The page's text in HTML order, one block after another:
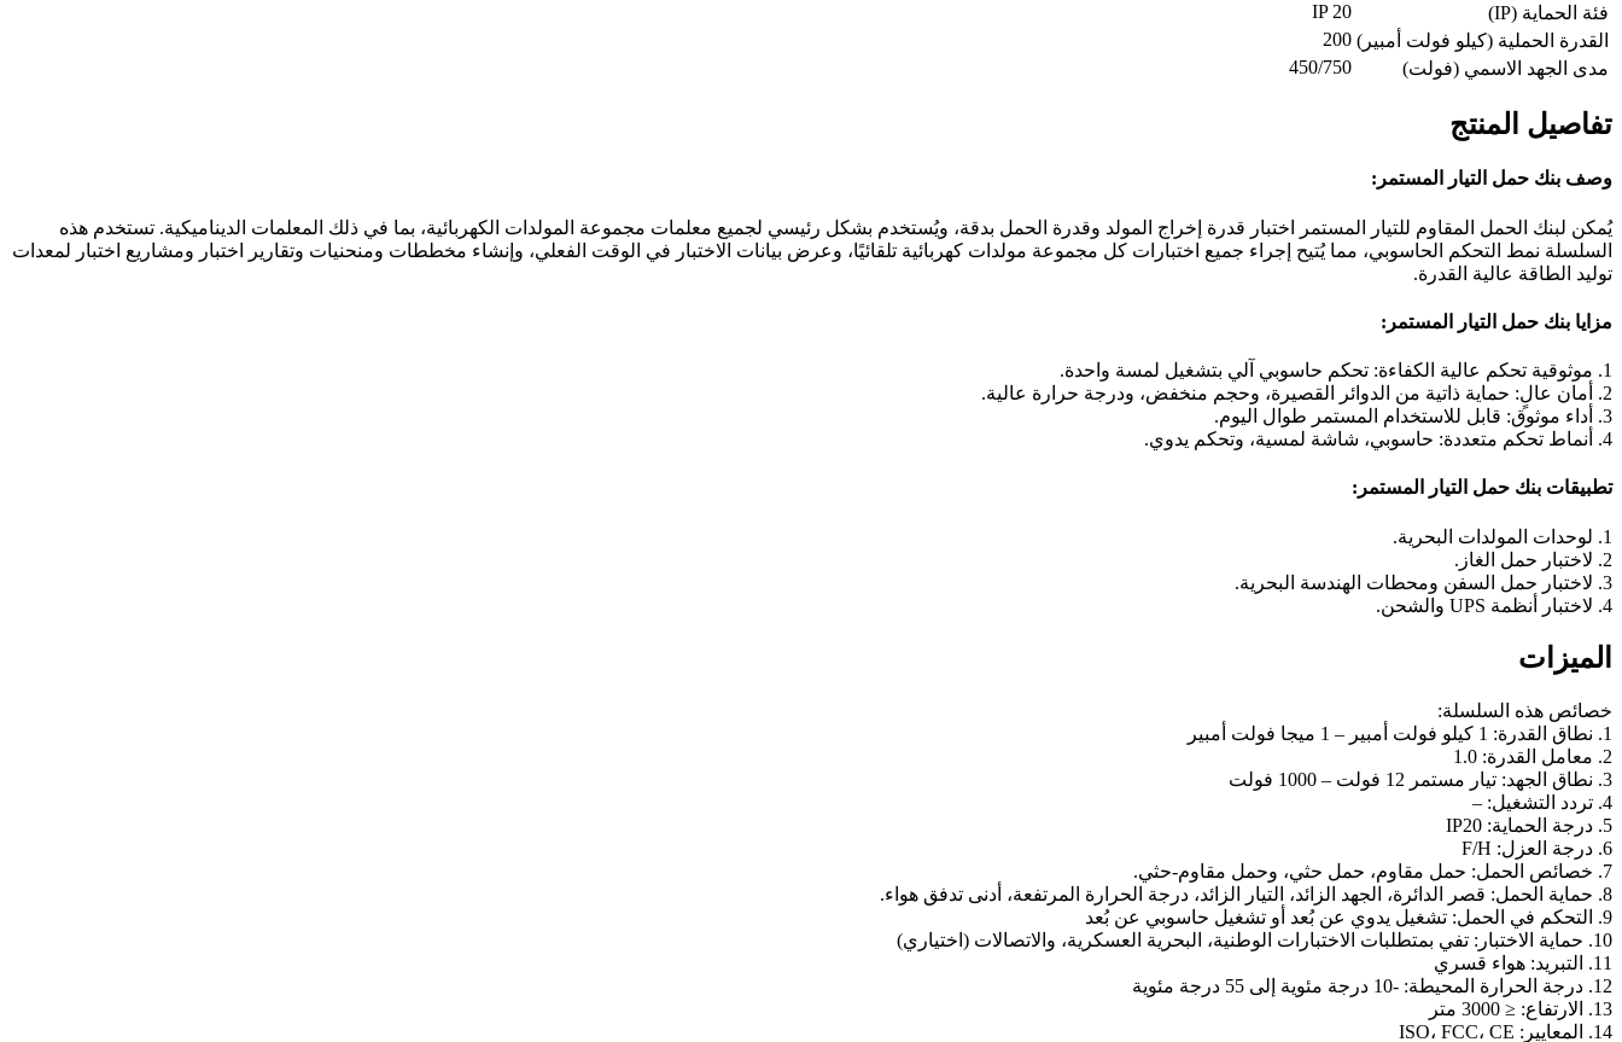
فئة الحماية (IP)
IP 20
القدرة الحملية (كيلو فولت أمبير) 200
مدى الجهد الاسمي (فولت)
450/750
تفاصيل المنتج
وصف بنك حمل التيار المستمر:
يُمكن لبنك الحمل المقاوم للتيار المستمر اختبار قدرة إخراج المولد وقدرة الحمل بدقة، ويُستخدم بشكل رئيسي لجميع معلمات مجموعة المولدات الكهربائية، بما في ذلك المعلمات الديناميكية. تستخدم هذه
السلسلة نمط التحكم الحاسوبي، مما يُتيح إجراء جميع اختبارات كل مجموعة مولدات كهربائية تلقائيًا، وعرض بيانات الاختبار في الوقت الفعلي، وإنشاء مخططات ومنحنيات وتقارير اختبار ومشاريع اختبار لمعدات
توليد الطاقة عالية القدرة.
مزايا بنك حمل التيار المستمر:
1. موثوقية تحكم عالية الكفاءة: تحكم حاسوبي آلي بتشغيل لمسة واحدة.
2. أمان عالٍ: حماية ذاتية من الدوائر القصيرة، وحجم منخفض، ودرجة حرارة عالية.
3. أداء موثوق: قابل للاستخدام المستمر طوال اليوم.
4. أنماط تحكم متعددة: حاسوبي، شاشة لمسية، وتحكم يدوي.
تطبيقات بنك حمل التيار المستمر:
1. لوحدات المولدات البحرية.
2. لاختبار حمل الغاز.
3. لاختبار حمل السفن ومحطات الهندسة البحرية.
4. لاختبار أنظمة UPS والشحن.
الميزات
خصائص هذه السلسلة:
1. نطاق القدرة: 1 كيلو فولت أمبير – 1 ميجا فولت أمبير
2. معامل القدرة: 1.0
3. نطاق الجهد: تيار مستمر 12 فولت – 1000 فولت
4. تردد التشغيل: –
5. درجة الحماية: IP20
6. درجة العزل: F/H
7. خصائص الحمل: حمل مقاوم، حمل حثي، وحمل مقاوم-حثي.
8. حماية الحمل: قصر الدائرة، الجهد الزائد، التيار الزائد، درجة الحرارة المرتفعة، أدنى تدفق هواء.
9. التحكم في الحمل: تشغيل يدوي عن بُعد أو تشغيل حاسوبي عن بُعد
10. حماية الاختبار: تفي بمتطلبات الاختبارات الوطنية، البحرية العسكرية، والاتصالات (اختياري)
11. التبريد: هواء قسري
12. درجة الحرارة المحيطة: -10 درجة مئوية إلى 55 درجة مئوية
13. الارتفاع: ≤ 3000 متر
14. المعايير: ISO، FCC، CE